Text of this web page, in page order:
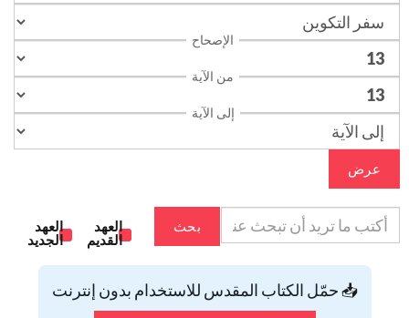
الإصحاح
من الآية
إلى الآية
عرض
بحث
العهد
القديم
العهد
الجديد
📥 حمّل الكتاب المقدس للاستخدام بدون إنترنت